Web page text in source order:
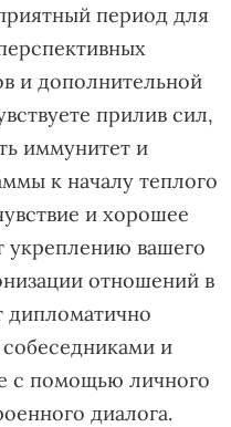
период для
и дополнительной
прилив сил,
иммунитет и
к началу теплого
и хорошее
укреплению вашего
отношений в
дипломатично
и
с помощью личного
диалога.